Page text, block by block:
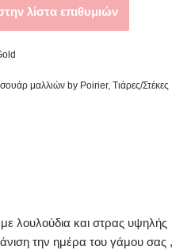
λίστα επιθυμιών
μαλλιών by Poirier, Τιάρες/Στέκες
λουλούδια και στρας υψηλής
την ημέρα του γάμου σας ,